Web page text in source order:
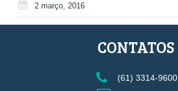
2 março, 2016
CONTATOS
(61) 3314-9600